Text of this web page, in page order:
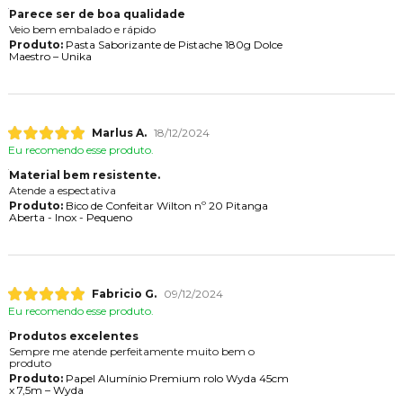
Parece ser de boa qualidade
Veio bem embalado e rápido
Produto:Pasta Saborizante de Pistache 180g Dolce
Maestro – Unika
Marlus A. 18/12/2024
Eu recomendo esse produto.
Material bem resistente.
Atende a espectativa
Produto:Bico de Confeitar Wilton nº 20 Pitanga
Aberta - Inox - Pequeno
Fabricio G.
09/12/2024
Eu recomendo esse produto.
Produtos excelentes
Sempre me atende perfeitamente muito bem o
produto
Produto:Papel Alumínio Premium rolo Wyda 45cm
x 7,5m – Wyda